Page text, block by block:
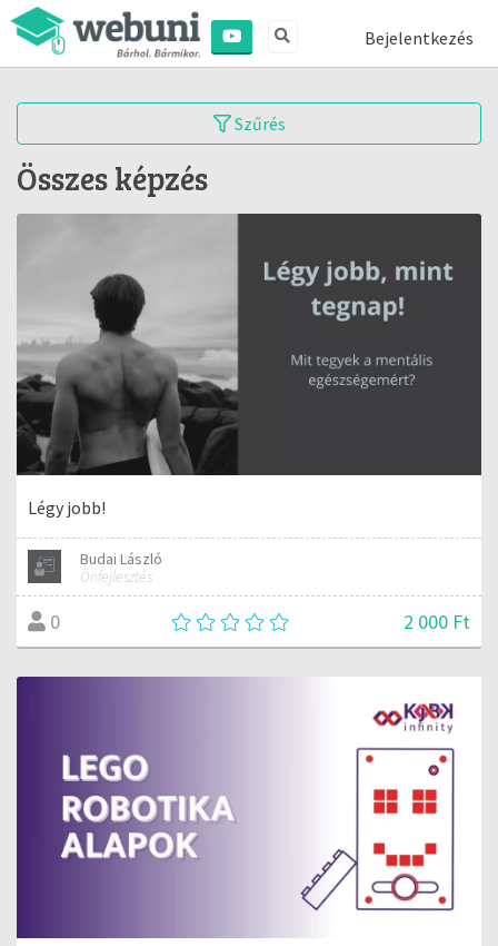
Bejelentkezés
Szűrés
Összes képzés
Légy jobb!
Budai László
Önfejlesztés
0 2 000 Ft